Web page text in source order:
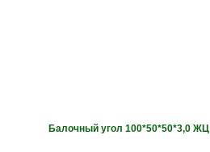
Балочный угол 100*50*50*3,0 ЖЦ